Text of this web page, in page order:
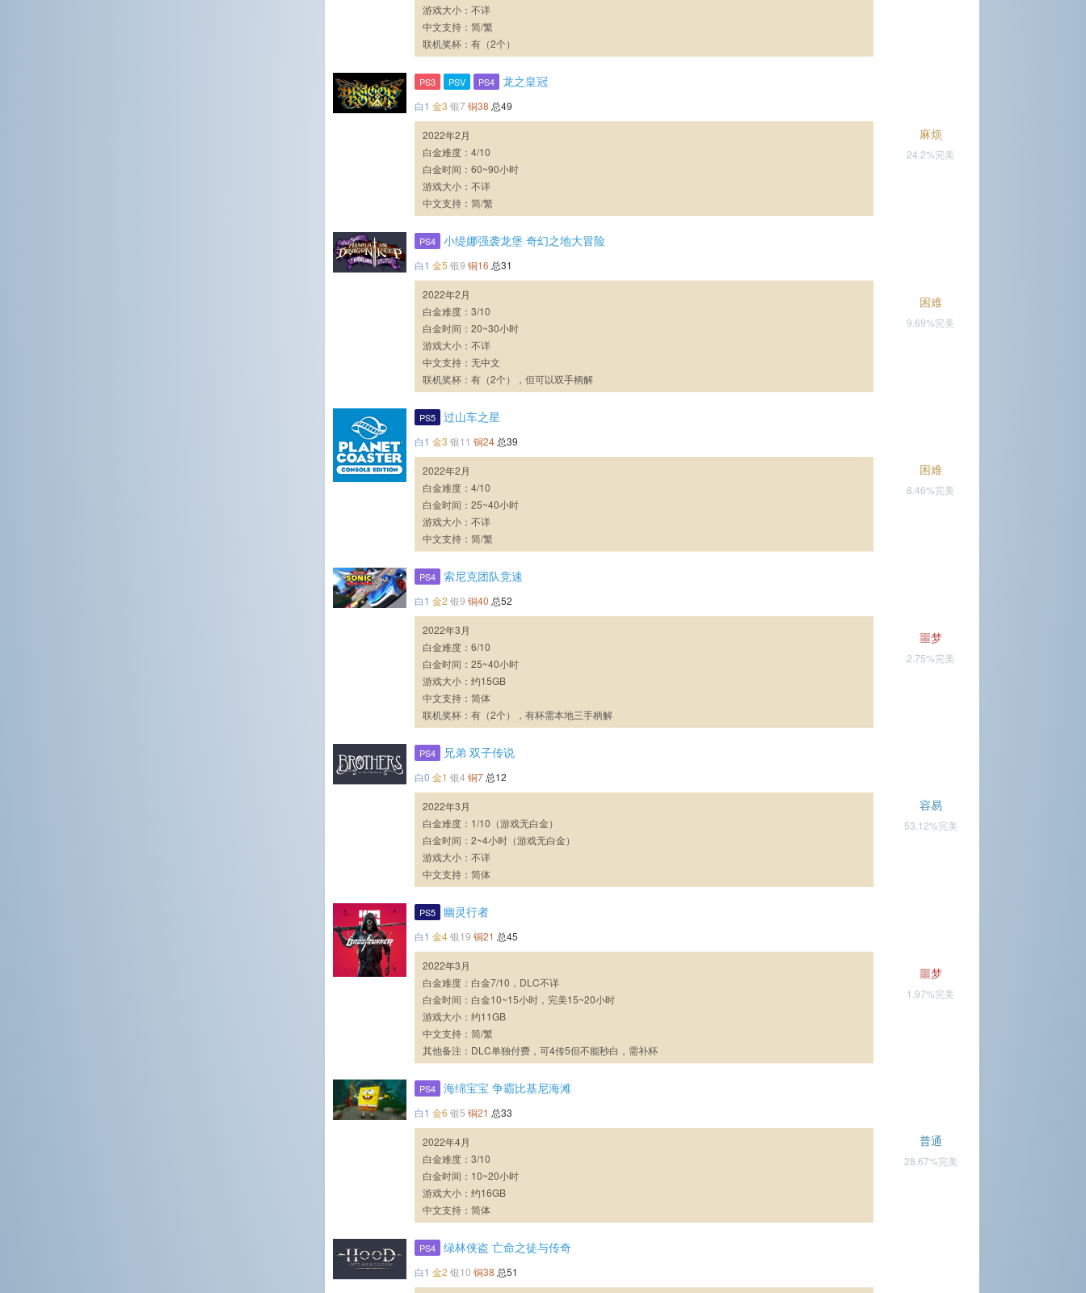
游戏大小：不详
中文支持：简/繁
联机奖杯：有（2个）
PS3 PSV PS4 龙之皇冠
白1 金3 银7 铜38 总49
2022年2月
白金难度：4/10
白金时间：60~90小时
游戏大小：不详
中文支持：简/繁
麻烦
24.2%完美
PS4 小缇娜强袭龙堡 奇幻之地大冒险
白1 金5 银9 铜16 总31
2022年2月
白金难度：3/10
白金时间：20~30小时
游戏大小：不详
中文支持：无中文
联机奖杯：有（2个），但可以双手柄解
困难
9.69%完美
PS5 过山车之星
白1 金3 银11 铜24 总39
2022年2月
白金难度：4/10
白金时间：25~40小时
游戏大小：不详
中文支持：简/繁
困难
8.46%完美
PS4 索尼克团队竞速
白1 金2 银9 铜40 总52
2022年3月
白金难度：6/10
白金时间：25~40小时
游戏大小：约15GB
中文支持：简体
联机奖杯：有（2个），有杯需本地三手柄解
噩梦
2.75%完美
PS4 兄弟 双子传说
白0 金1 银4 铜7 总12
2022年3月
白金难度：1/10（游戏无白金）
白金时间：2~4小时（游戏无白金）
游戏大小：不详
中文支持：简体
容易
53.12%完美
PS5 幽灵行者
白1 金4银19 铜21 总45
2022年3月
白金难度：白金7/10，DLC不详
白金时间：白金10~15小时，完美15~20小时
游戏大小：约11GB
中文支持：简/繁
其他备注：DLC单独付费，可4传5但不能秒白，需补杯
噩梦
1.97%完美
PS4 海绵宝宝 争霸比基尼海滩
白1 金6 银5 铜21 总33
2022年4月
白金难度：3/10
白金时间：10~20小时
游戏大小：约16GB
中文支持：简体
普通
28.67%完美
PS4 绿林侠盗 亡命之徒与传奇
白1 金2 银10 铜38 总51